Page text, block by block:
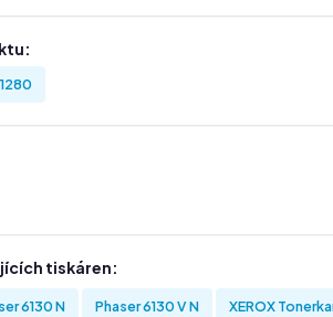
tiskáren:
6130 N Phaser 6130 V N XEROX